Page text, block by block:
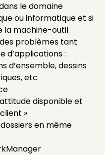
le domaine
ou informatique et si
la machine-outil.
problèmes tant
d’applications :
d’ensemble, dessins
etc
disponible et
»
en même